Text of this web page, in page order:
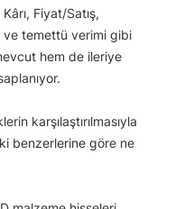
Fiyat/Satış,
ve temettü verimi gibi
hem de ileriye
karşılaştırılmasıyla
benzerlerine göre ne